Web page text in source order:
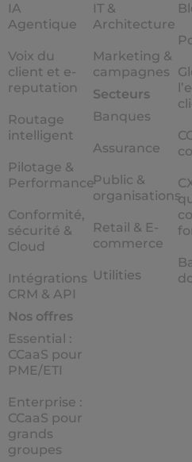
IA
Agentique
Voix du
client et e-
reputation
Routage
intelligent
Pilotage &
Performance
Conformité,
sécurité &
Cloud
Intégrations
CRM & API
Nos offres
Essential :
CCaaS pour
PME/ETI
Enterprise :
CCaaS pour
grands
groupes
IT &
Architecture
Marketing &
campagnes
Secteurs
Banques
Assurance
Public &
organisations
Retail & E-
commerce
Utilities